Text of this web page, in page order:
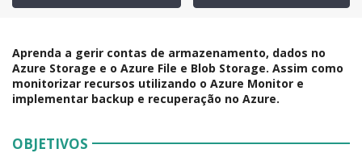
Aprenda a gerir contas de armazenamento, dados no
Azure Storage e o Azure File e Blob Storage. Assim como
monitorizar recursos utilizando o Azure Monitor e
implementar backup e recuperação no Azure.
OBJETIVOS